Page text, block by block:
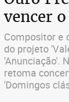
vencer
Compositor e
do projeto
'Anunciação'.
retoma
'Domingos